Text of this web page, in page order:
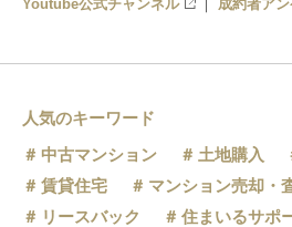
Youtube公式チャンネル
成約者ア
人気のキーワード
中古マンション
土地購入
賃貸住宅
マンション売却・
リースバック
住まいるサポ